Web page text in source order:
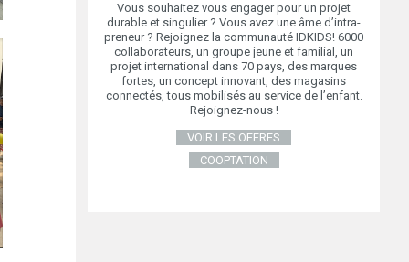
Vous souhaitez vous engager pour un projet
durable et singulier ? Vous avez une âme d’intra-
preneur ? Rejoignez la communauté IDKIDS! 6000
collaborateurs, un groupe jeune et familial, un
projet international dans 70 pays, des marques
fortes, un concept innovant, des magasins
connectés, tous mobilisés au service de l’enfant.
Rejoignez-nous !
VOIR LES OFFRES
COOPTATION